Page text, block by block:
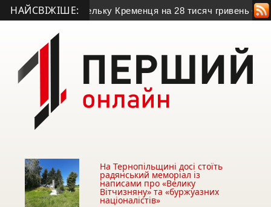
НАЙСВІЖІШЕ:
ошукав жительку Кременця на 28 тисяч гривень • Воїн з
На Тернопільщині досі стоїть
радянський меморіал із
написами про «Велику
Вітчизняну» та «буржуазних
націоналістів»